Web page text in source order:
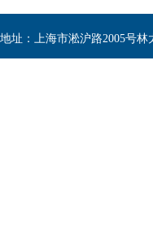
地址：上海市淞沪路2005号林